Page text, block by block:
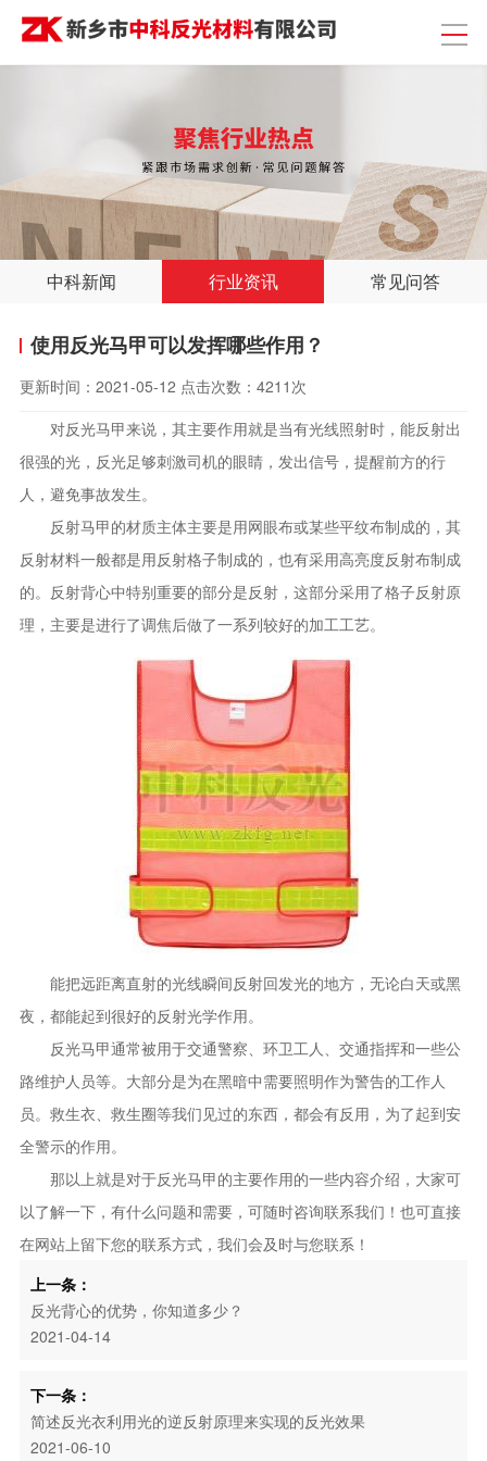
中科新闻 行业资讯 常见问答
使用反光马甲可以发挥哪些作用？
更新时间： 2021-05-12 点击次数： 4211次
对反光马甲来说，其主要作用就是当有光线照射时，能反射出
很强的光，反光足够刺激司机的眼睛，发出信号，提醒前方的行
人，避免事故发生。
反射马甲的材质主体主要是用网眼布或某些平纹布制成的，其
反射材料一般都是用反射格子制成的，也有采用高亮度反射布制成
的。反射背心中特别重要的部分是反射，这部分采用了格子反射原
理，主要是进行了调焦后做了一系列较好的加工工艺。
能把远距离直射的光线瞬间反射回发光的地方，无论白天或黑
夜，都能起到很好的反射光学作用。
反光马甲通常被用于交通警察、环卫工人、交通指挥和一些公
路维护人员等。大部分是为在黑暗中需要照明作为警告的工作人
员。救生衣、救生圈等我们见过的东西，都会有反用，为了起到安
全警示的作用。
那以上就是对于反光马甲的主要作用的一些内容介绍，大家可
以了解一下，有什么问题和需要，可随时咨询联系我们！也可直接
在网站上留下您的联系方式，我们会及时与您联系！
上一条：
反光背心的优势，你知道多少？
2021-04-14
下一条：
简述反光衣利用光的逆反射原理来实现的反光效果
2021-06-10